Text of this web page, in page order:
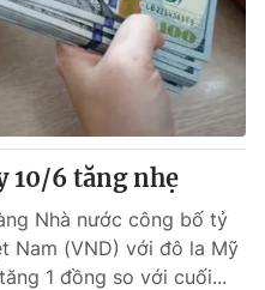
10/6 tăng nhẹ
Nhà nước công bố tỷ
Nam (VND) với đô la Mỹ
1 đồng so với cuối...